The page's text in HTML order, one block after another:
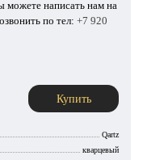
можете написать нам на
по тел: +7 920
Купить
Qartz
кварцевый